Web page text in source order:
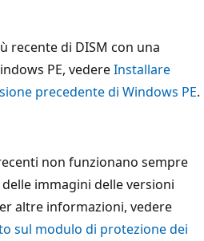
recente di DISM con una
PE, vedereInstallare
precedente di Windows PE.
non funzionano sempre
immagini delle versioni
altre informazioni, vedere
sul modulo di protezione dei